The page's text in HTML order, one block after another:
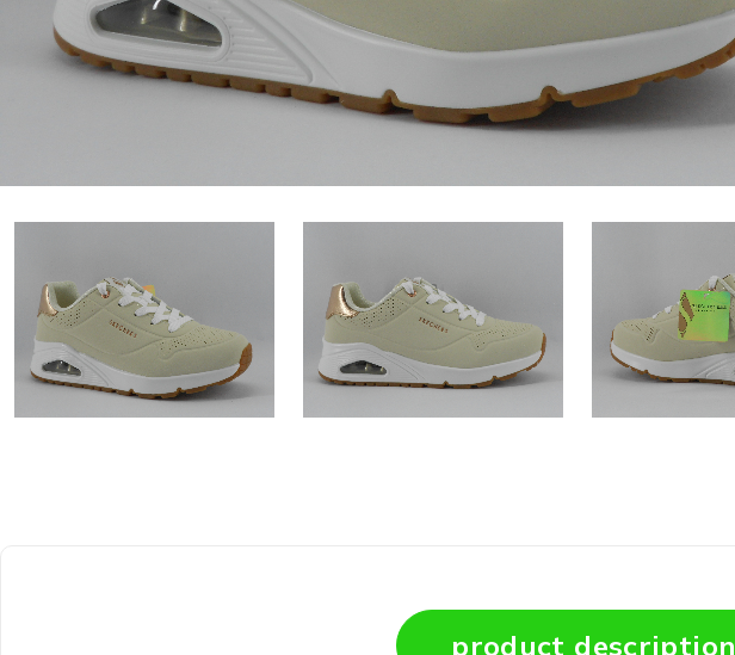
product description